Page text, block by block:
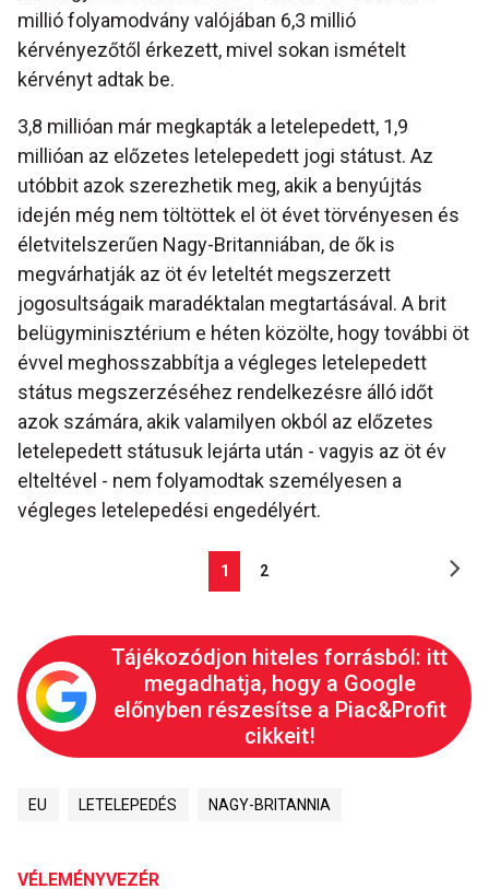
millió folyamodvány valójában 6,3 millió
kérvényezőtől érkezett, mivel sokan ismételt
kérvényt adtak be.
3,8 millióan már megkapták a letelepedett, 1,9
millióan az előzetes letelepedett jogi státust. Az
utóbbit azok szerezhetik meg, akik a benyújtás
idején még nem töltöttek el öt évet törvényesen és
életvitelszerűen Nagy-Britanniában, de ők is
megvárhatják az öt év leteltét megszerzett
jogosultságaik maradéktalan megtartásával. A brit
belügyminisztérium e héten közölte, hogy további öt
évvel meghosszabbítja a végleges letelepedett
státus megszerzéséhez rendelkezésre álló időt
azok számára, akik valamilyen okból az előzetes
letelepedett státusuk lejárta után - vagyis az öt év
elteltével - nem folyamodtak személyesen a
végleges letelepedési engedélyért.
1 2
Tájékozódjon hiteles forrásból: itt
megadhatja, hogy a Google
előnyben részesítse a Piac&Profit
cikkeit!
EU LETELEPEDÉS NAGY-BRITANNIA
VÉLEMÉNYVEZÉR